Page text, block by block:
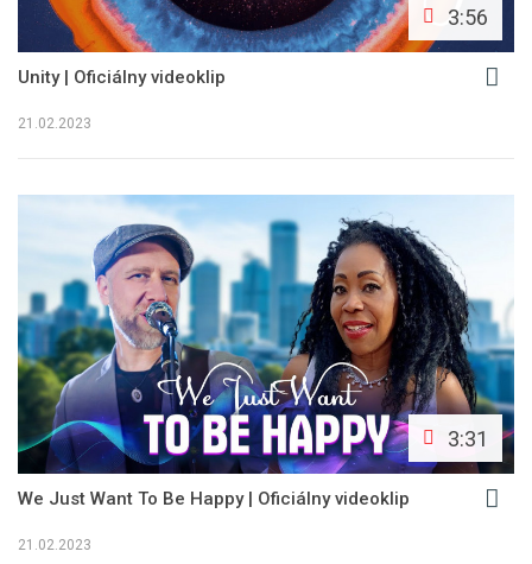
3:56
Unity | Oficiálny videoklip
21.02.2023
3:31
We Just Want To Be Happy | Oficiálny videoklip
21.02.2023